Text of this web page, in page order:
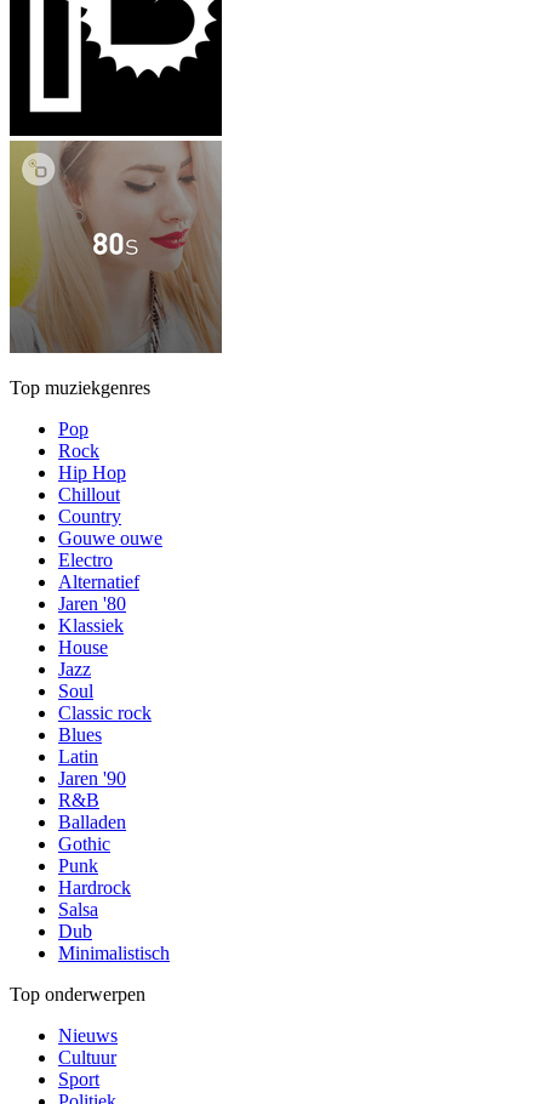
Top muziekgenres
Pop
Rock
Hip Hop
Chillout
Country
Gouwe ouwe
Electro
Alternatief
Jaren '80
Klassiek
House
Jazz
Soul
Classic rock
Blues
Latin
Jaren '90
R&B
Balladen
Gothic
Punk
Hardrock
Salsa
Dub
Minimalistisch
Top onderwerpen
Nieuws
Cultuur
Sport